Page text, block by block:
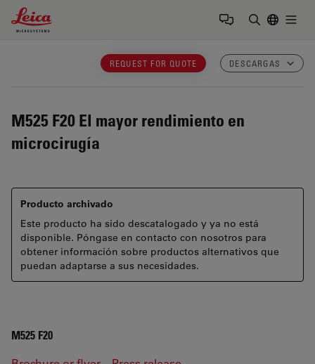
Leica Microsystems Logo
REQUEST FOR QUOTE DESCARGAS
M525 F20 El mayor rendimiento en
microcirugía
Producto archivado
Este producto ha sido descatalogado y ya no está
disponible. Póngase en contacto con nosotros para
obtener información sobre productos alternativos que
puedan adaptarse a sus necesidades.
M525 F20